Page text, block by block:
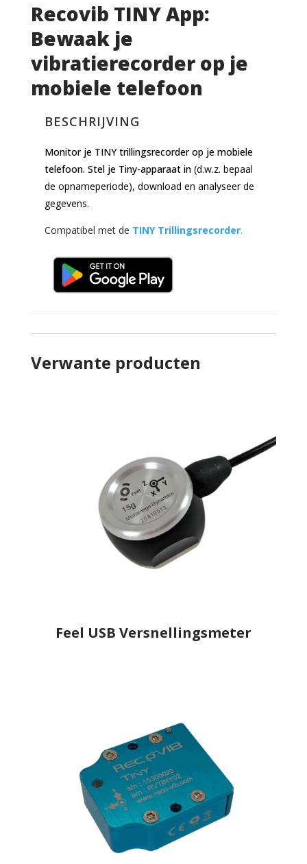
Recovib TINY App:
Bewaak je
vibratierecorder op je
mobiele telefoon
BESCHRIJVING
Monitor je TINY trillingsrecorder op je mobiele
telefoon. Stel je Tiny-apparaat in (d.w.z. bepaal
de opnameperiode), download en analyseer de
gegevens.
Compatibel met de TINY Trillingsrecorder.
Verwante producten
Feel USB Versnellingsmeter